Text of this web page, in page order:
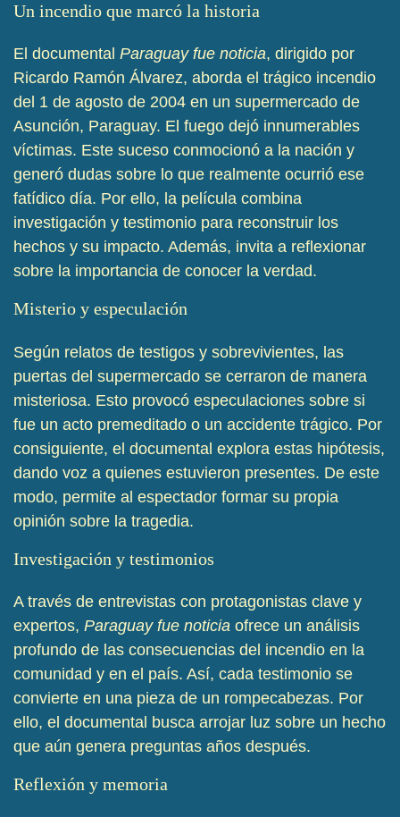
Un incendio que marcó la historia
El documental Paraguay fue noticia, dirigido por
Ricardo Ramón Álvarez, aborda el trágico incendio
del 1 de agosto de 2004 en un supermercado de
Asunción, Paraguay. El fuego dejó innumerables
víctimas. Este suceso conmocionó a la nación y
generó dudas sobre lo que realmente ocurrió ese
fatídico día. Por ello, la película combina
investigación y testimonio para reconstruir los
hechos y su impacto. Además, invita a reflexionar
sobre la importancia de conocer la verdad.
Misterio y especulación
Según relatos de testigos y sobrevivientes, las
puertas del supermercado se cerraron de manera
misteriosa. Esto provocó especulaciones sobre si
fue un acto premeditado o un accidente trágico. Por
consiguiente, el documental explora estas hipótesis,
dando voz a quienes estuvieron presentes. De este
modo, permite al espectador formar su propia
opinión sobre la tragedia.
Investigación y testimonios
A través de entrevistas con protagonistas clave y
expertos, Paraguay fue noticia ofrece un análisis
profundo de las consecuencias del incendio en la
comunidad y en el país. Así, cada testimonio se
convierte en una pieza de un rompecabezas. Por
ello, el documental busca arrojar luz sobre un hecho
que aún genera preguntas años después.
Reflexión y memoria